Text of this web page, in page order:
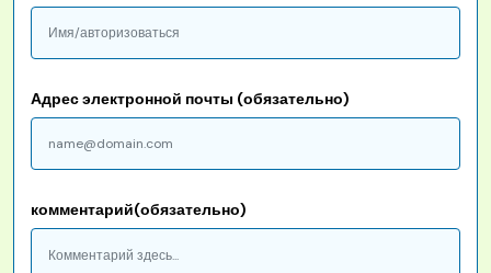
комментарий(обязательно)
Адрес электронной почты (обязательно)